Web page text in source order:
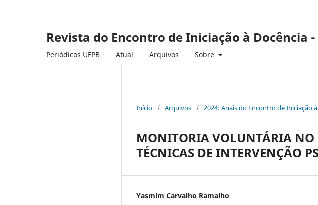
Revista do Encontro de Iniciação à Docência -
Periódicos UFPB Atual Arquivos Sobre
Início / Arquivos / 2024: Anais do Encontro de Iniciação
MONITORIA VOLUNTÁRIA NO
TÉCNICAS DE INTERVENÇÃO
Yasmim Carvalho Ramalho